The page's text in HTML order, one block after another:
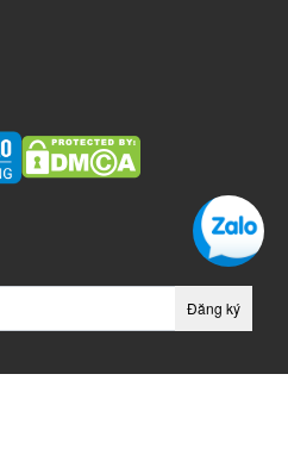
Đăng ký